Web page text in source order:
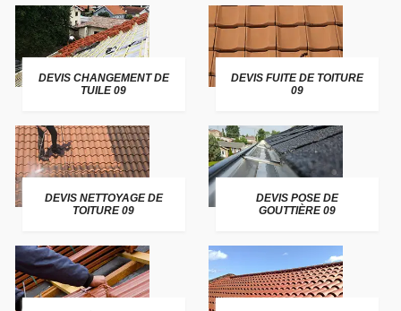
DEVIS CHANGEMENT DE
TUILE 09
DEVIS FUITE DE TOITURE
09
DEVIS NETTOYAGE DE
TOITURE 09
DEVIS POSE DE
GOUTTIÈRE 09